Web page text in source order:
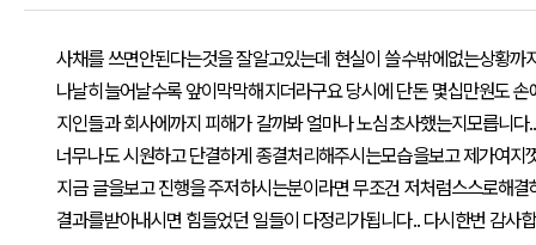
사채를 쓰면안된다는것을 잘알고있는데 현실이 쓸수밖에없는상황
나날히늘어날수록 앞이막막해지더라구요 당시에 단돈 몇십만원도
지인들과 회사에까지 피해가 갈까봐 얼마나 노심초사했는지모릅니
너무나도 시원하고 단결하게 종결처리해주시는모습을보고 제가여
지금 글을보고 진행을 주저하시는분이라면 무조건 저처럼스스로해
결과를받아내시면 힘들었던 일들이 다정리가됩니다.. 다시한번 감사